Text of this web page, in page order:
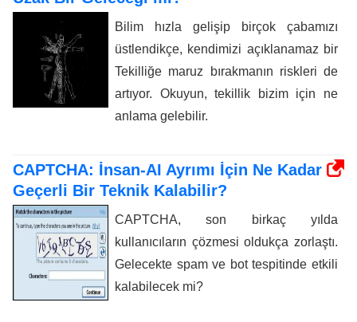
Bilim hızla gelişip birçok çabamızı
üstlendikçe, kendimizi açıklanamaz bir
Tekilliğe maruz bırakmanın riskleri de
artıyor. Okuyun, tekillik bizim için ne
anlama gelebilir.
CAPTCHA: İnsan-AI Ayrımı İçin Ne Kadar
Geçerli Bir Teknik Kalabilir?
CAPTCHA, son birkaç yılda
kullanıcıların çözmesi oldukça zorlaştı.
Gelecekte spam ve bot tespitinde etkili
kalabilecek mi?